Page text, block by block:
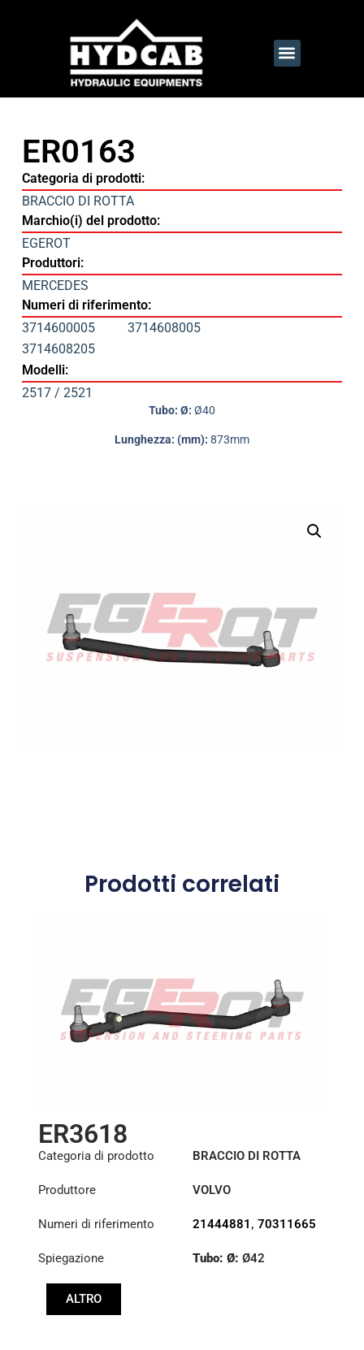
ER0163
Categoria di prodotti:
BRACCIO DI ROTTA
Marchio(i) del prodotto:
EGEROT
Produttori:
MERCEDES
Numeri di riferimento:
3714600005
3714608005
3714608205
Modelli:
2517 / 2521
Tubo: Ø: Ø40
Lunghezza: (mm): 873mm
Prodotti correlati
ER3618
Categoria di prodotto BRACCIO DI ROTTA
Produttore VOLVO
Numeri di riferimento 21444881 , 70311665
Spiegazione Tubo: Ø: Ø42
ALTRO